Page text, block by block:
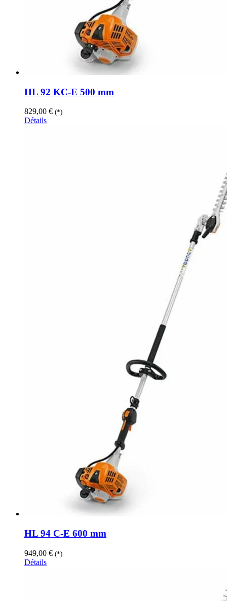
HL 92 KC-E 500 mm
829,00 € (*)
Détails
HL 94 C-E 600 mm
949,00 € (*)
Détails